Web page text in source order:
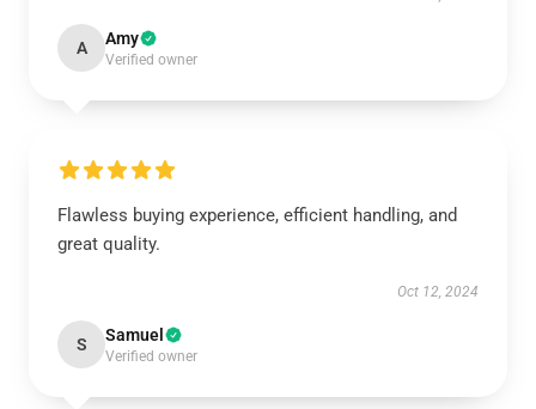
A Amy
Verified owner
Flawless buying experience, efficient handling, and
great quality.
Oct 12, 2024
S Samuel
Verified owner